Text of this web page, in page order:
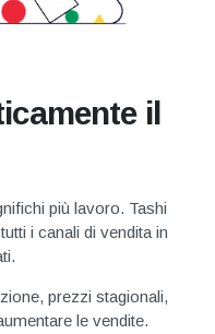
il
più lavoro. Tashi
i canali di vendita in
prezzi stagionali,
le vendite.